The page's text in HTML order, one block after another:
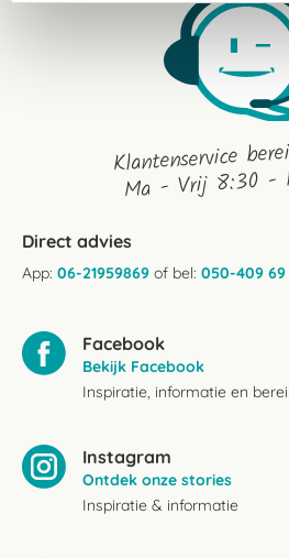
Klantenservice
Ma - Vrij 8:30 -
Direct advies
App: 06-21959869 of bel: 050-409 69
Facebook
Bekijk Facebook
Inspiratie, informatie en
Instagram
Ontdek onze stories
Inspiratie & informatie